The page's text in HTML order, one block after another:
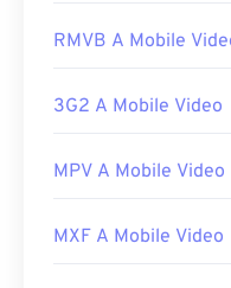
Sviluppato da: DivX
Link utili:
https://
RMVB A Mobile
3G2 A Mobile Video
MPV A Mobile Video
MXF A Mobile Video